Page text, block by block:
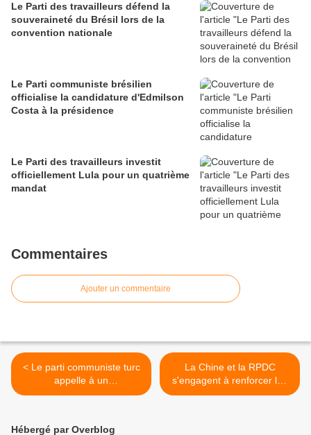
Le Parti des travailleurs défend la
souveraineté du Brésil lors de la
convention nationale
Le Parti communiste brésilien
officialise la candidature d'Edmilson
Costa à la présidence
Le Parti des travailleurs investit
officiellement Lula pour un quatrième
mandat
Commentaires
Ajouter un commentaire
< Le parti communiste turc
appelle à un
rassemblement à Istanbul
La Chine et la RPDC
s'engagent à renforcer les
relations amicales
Hébergé par Overblog